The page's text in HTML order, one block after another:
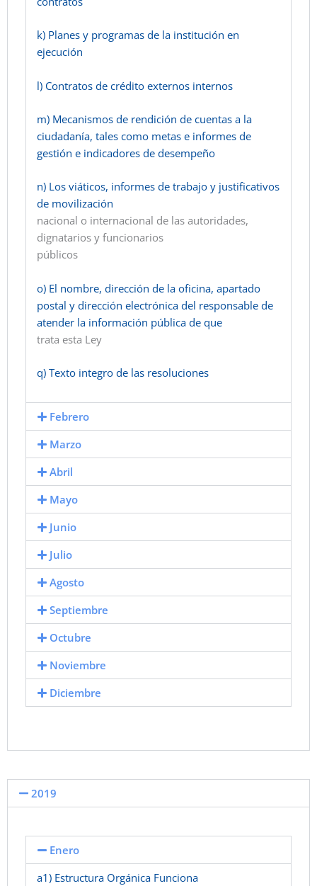
k) Planes y programas de la institución en
ejecución
l) Contratos de crédito externos internos
m) Mecanismos de rendición de cuentas a la
ciudadanía, tales como metas e informes de
gestión e indicadores de desempeño
n) Los viáticos, informes de trabajo y justificativos
de movilización
nacional o internacional de las autoridades,
dignatarios y funcionarios
públicos
o) El nombre, dirección de la oficina, apartado
postal y dirección electrónica del responsable de
atender la información pública de que
trata esta Ley
q) Texto integro de las resoluciones
Febrero
Marzo
Abril
Mayo
Junio
Julio
Agosto
Septiembre
Octubre
Noviembre
Diciembre
2019
Enero
a1) Estructura Orgánica Funciona